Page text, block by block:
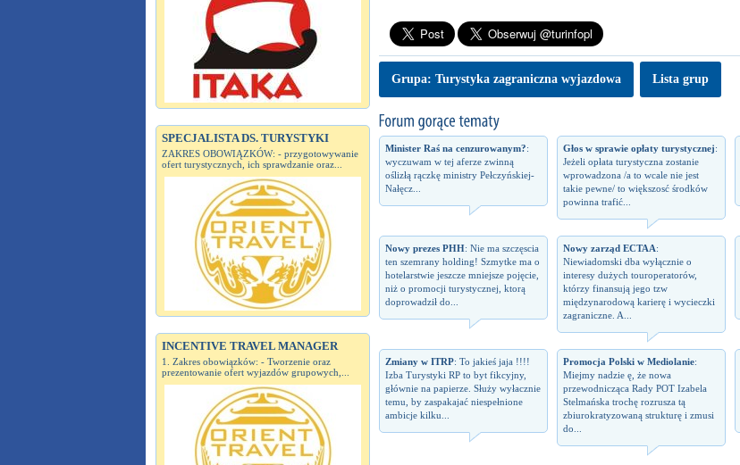
SPECJALISTA DS. TURYSTYKI
ZAKRES OBOWIĄZKÓW: - przygotowywanie
ofert turystycznych, ich sprawdzanie oraz...
INCENTIVE TRAVEL MANAGER
1. Zakres obowiązków: - Tworzenie oraz
prezentowanie ofert wyjazdów grupowych,...
Grupa: Turystyka zagraniczna wyjazdowa Lista grup
Minister Raś na cenzurowanym?:
wyczuwam w tej aferze zwinną
oślizłą rączkę ministry Pełczyńskiej-
Nałęcz...
Głos w sprawie opłaty turystycznej:
Jeżeli opłata turystyczna zostanie
wprowadzona /a to wcale nie jest
takie pewne/ to większosć środków
powinna trafić...
Nowy prezes PHH: Nie ma szczęscia
ten szemrany holding! Szmytke ma o
hotelarstwie jeszcze mniejsze pojęcie,
niż o promocji turystycznej, ktorą
doprowadził do...
Nowy zarząd ECTAA:
Niewiadomski dba wyłącznie o
interesy dużych touroperatorów,
którzy finansują jego tzw
międzynarodową karierę i wycieczki
zagraniczne. A...
Zmiany w ITRP: To jakieś jaja !!!!
Izba Turystyki RP to byt fikcyjny,
głównie na papierze. Służy wyłacznie
temu, by zaspakajać niespełnione
ambicje kilku...
Promocja Polski w Mediolanie:
Miejmy nadzie ę, że nowa
przewodnicząca Rady POT Izabela
Stelmańska trochę rozrusza tą
zbiurokratyzowaną strukturę i zmusi
do...